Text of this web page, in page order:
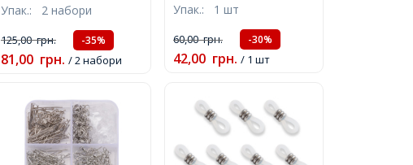
Античне Срібло,
Упак.: 2 набори
125,00грн. -35%
81,00 грн. / 2 набори
Срібло, Розмір:
83x28x4мм, Всередині:
20мм,
Упак.: 1 шт
60,00грн. -30%
42,00 грн. / 1 шт